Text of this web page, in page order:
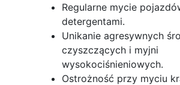
Regularne mycie
detergentami.
Unikanie agresywnych
czyszczących i myjni
wysokociśnieniowych.
Ostrożność przy myciu